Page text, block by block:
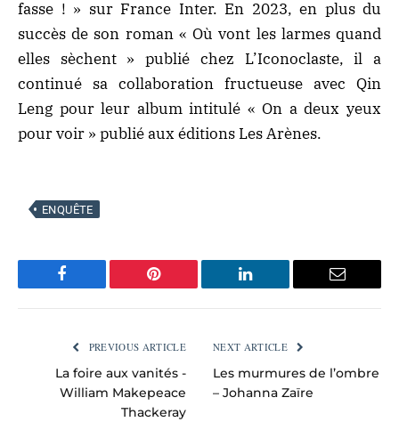
fasse ! » sur France Inter. En 2023, en plus du
succès de son roman « Où vont les larmes quand
elles sèchent » publié chez L’Iconoclaste, il a
continué sa collaboration fructueuse avec Qin
Leng pour leur album intitulé « On a deux yeux
pour voir » publié aux éditions Les Arènes.
ENQUÊTE
Facebook Pinterest LinkedIn Email
PREVIOUS ARTICLE
La foire aux vanités -
William Makepeace
Thackeray
NEXT ARTICLE
Les murmures de l’ombre
– Johanna Zaïre